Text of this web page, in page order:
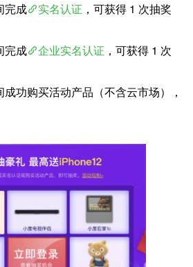
完成 实名认证 ，可获得 1 次抽奖
完成 企业实名认证 ，可获得 1 次
成功购买活动产品（不含云市场），